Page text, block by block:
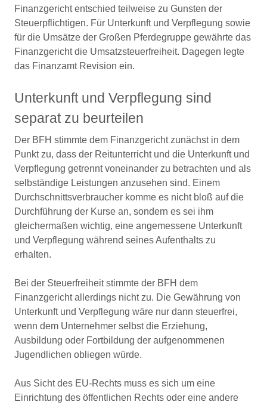
Finanzgericht entschied teilweise zu Gunsten der
Steuerpflichtigen. Für Unterkunft und Verpflegung sowie
für die Umsätze der Großen Pferdegruppe gewährte das
Finanzgericht die Umsatzsteuerfreiheit. Dagegen legte
das Finanzamt Revision ein.
Unterkunft und Verpflegung sind
separat zu beurteilen
Der BFH stimmte dem Finanzgericht zunächst in dem
Punkt zu, dass der Reitunterricht und die Unterkunft und
Verpflegung getrennt voneinander zu betrachten und als
selbständige Leistungen anzusehen sind. Einem
Durchschnittsverbraucher komme es nicht bloß auf die
Durchführung der Kurse an, sondern es sei ihm
gleichermaßen wichtig, eine angemessene Unterkunft
und Verpflegung während seines Aufenthalts zu
erhalten.
Bei der Steuerfreiheit stimmte der BFH dem
Finanzgericht allerdings nicht zu. Die Gewährung von
Unterkunft und Verpflegung wäre nur dann steuerfrei,
wenn dem Unternehmer selbst die Erziehung,
Ausbildung oder Fortbildung der aufgenommenen
Jugendlichen obliegen würde.
Aus Sicht des EU-Rechts muss es sich um eine
Einrichtung des öffentlichen Rechts oder eine andere